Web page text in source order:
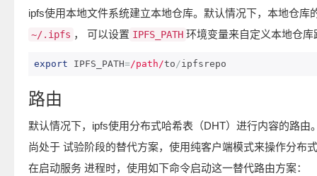
ipfs使用本地文件系统建立本地仓库。默认情况下，本地仓库
~/.ipfs ， 可以设置 IPFS_PATH 环境变量来自定义本地仓库
export IPFS_PATH=/path/to /ipfsrepo
路由
默认情况下，ipfs使用分布式哈希表（DHT）进行内容的路由
尚处于 试验阶段的替代方案，使用纯客户端模式来操作分布
在启动服务 进程时，使用如下命令启动这一替代路由方案：